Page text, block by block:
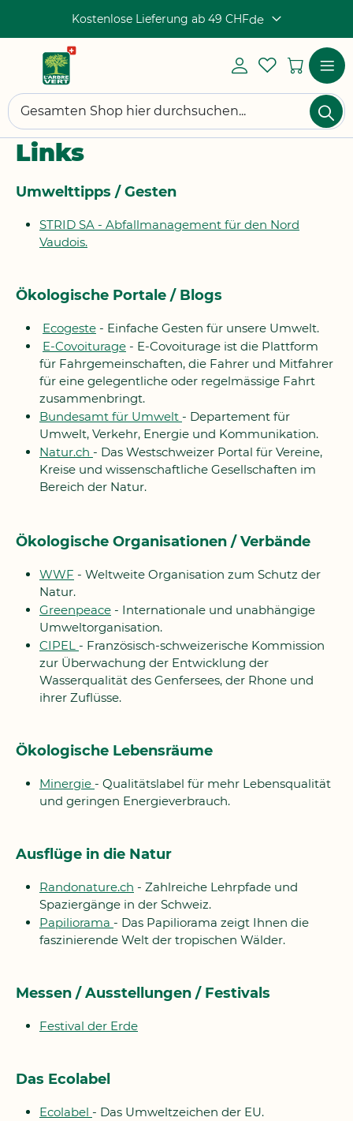
Kostenlose Lieferung ab 49 CHFSprache
de
Suchen
Mein
My
Wishlist
Mein
Links
Umwelttipps / Gesten
STRID SA - Abfallmanagement für den Nord
Vaudois.
Ökologische Portale / Blogs
Ecogeste - Einfache Gesten für unsere Umwelt.
E-Covoiturage - E-Covoiturage ist die Plattform
für Fahrgemeinschaften, die Fahrer und Mitfahrer
für eine gelegentliche oder regelmässige Fahrt
zusammenbringt.
Bundesamt für Umwelt - Departement für
Umwelt, Verkehr, Energie und Kommunikation.
Natur.ch - Das Westschweizer Portal für Vereine,
Kreise und wissenschaftliche Gesellschaften im
Bereich der Natur.
Ökologische Organisationen / Verbände
WWF - Weltweite Organisation zum Schutz der
Natur.
Greenpeace - Internationale und unabhängige
Umweltorganisation.
CIPEL - Französisch-schweizerische Kommission
zur Überwachung der Entwicklung der
Wasserqualität des Genfersees, der Rhone und
ihrer Zuflüsse.
Ökologische Lebensräume
Minergie - Qualitätslabel für mehr Lebensqualität
und geringen Energieverbrauch.
Ausflüge in die Natur
Randonature.ch - Zahlreiche Lehrpfade und
Spaziergänge in der Schweiz.
Papiliorama - Das Papiliorama zeigt Ihnen die
faszinierende Welt der tropischen Wälder.
Messen / Ausstellungen / Festivals
Festival der Erde
Das Ecolabel
Ecolabel - Das Umweltzeichen der EU.